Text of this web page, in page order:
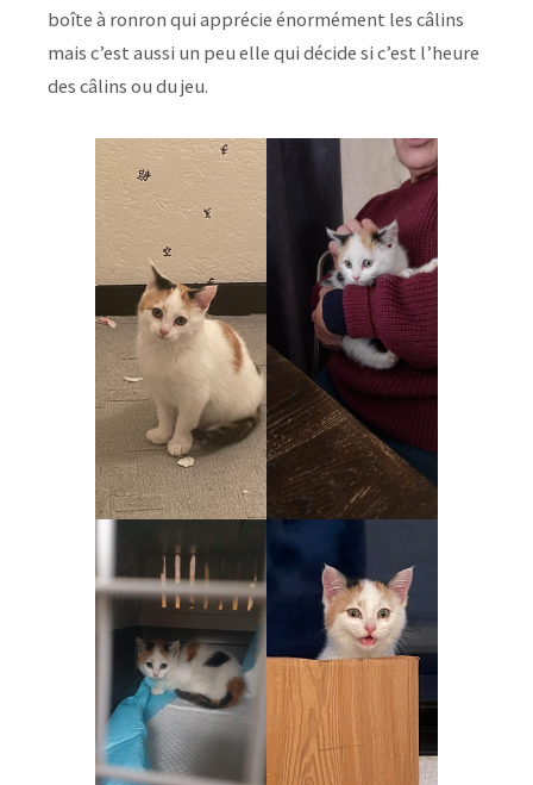
boîte à ronron qui apprécie énormément les câlins
mais c’est aussi un peu elle qui décide si c’est l’heure
des câlins ou du jeu.